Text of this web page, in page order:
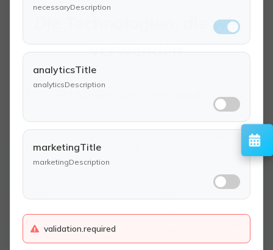
Die Technologien, die wir
verwenden
DevOpsAPIs
Outlook
necessaryDescription
analyticsTitle
analyticsDescription
marketingTitle
marketingDescription
validation.required